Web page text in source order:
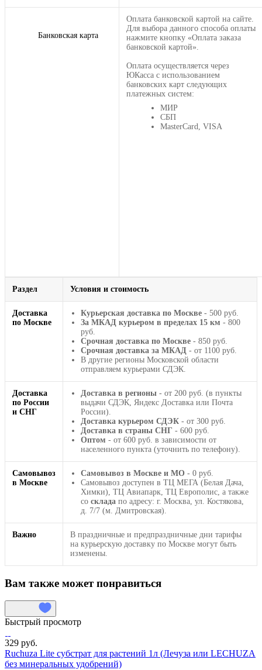
Банковская карта
Оплата банковской картой на сайте.
Для выбора данного способа оплаты
нажмите кнопку «Оплата заказа
банковской картой».
Оплата осуществляется через
ЮКасса с использованием
банковских карт следующих
платежных систем:
МИР
СБП
MasterCard, VISA
Раздел Условия и стоимость
Доставка
по Москве
Курьерская доставка по Москве - 500 руб.
За МКАД курьером в пределах 15 км - 800
руб.
Срочная доставка по Москве - 850 руб.
Срочная доставка за МКАД - от 1100 руб.
В другие регионы Московской области
отправляем курьерами СДЭК.
Доставка
по России
и СНГ
Доставка в регионы - от 200 руб. (в пункты
выдачи СДЭК, Яндекс Доставка или Почта
России).
Доставка курьером СДЭК - от 300 руб.
Доставка в страны СНГ - 600 руб.
Оптом - от 600 руб. в зависимости от
населенного пункта (уточнить по телефону).
Самовывоз
в Москве
Самовывоз в Москве и МО - 0 руб.
Самовывоз доступен в ТЦ МЕГА (Белая Дача,
Химки), ТЦ Авиапарк, ТЦ Европолис, а также
со склада по адресу: г. Москва, ул. Костякова,
д. 7/7 (м. Дмитровская).
Важно
В праздничные и предпраздничные дни тарифы
на курьерскую доставку по Москве могут быть
изменены.
Вам также может понравиться
Быстрый просмотр
329 руб.
Ruchuza Lite субстрат для растений 1л (Лечуза или LECHUZA
без минеральных удобрений)